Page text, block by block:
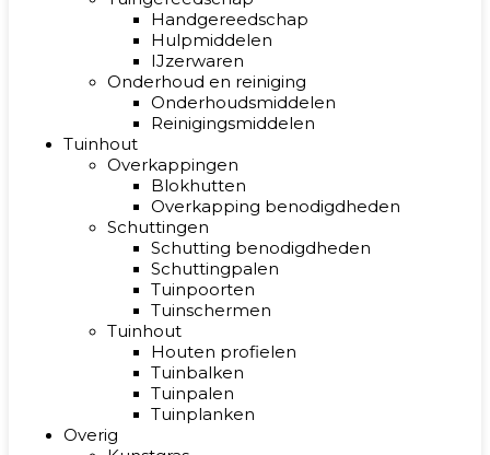
Handgereedschap
Hulpmiddelen
IJzerwaren
Onderhoud en reiniging
Onderhoudsmiddelen
Reinigingsmiddelen
Tuinhout
Overkappingen
Blokhutten
Overkapping benodigdheden
Schuttingen
Schutting benodigdheden
Schuttingpalen
Tuinpoorten
Tuinschermen
Tuinhout
Houten profielen
Tuinbalken
Tuinpalen
Tuinplanken
Overig